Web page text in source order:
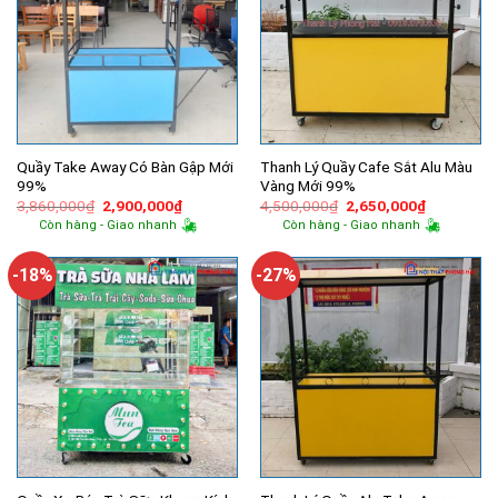
Quầy Take Away Có Bàn Gập Mới
99%
3,860,000₫ Giá
gốc
là:
2,900,000₫Giá
hiện
tại
2,900,000₫.
Còn hàng - Giao nhanh
Thanh Lý Quầy Cafe Sắt Alu Màu
Vàng Mới 99%
4,500,000₫ Giá
gốc
là:
2,650,000₫Giá
hiện
tại
Còn hàng - Giao nhanh
-18% -27%